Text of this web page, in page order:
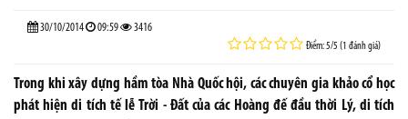
30/10/2014 09:59 3416
Điểm: 5/5 (1 đánh giá)
Trong khi xây dựng hầm tòa Nhà Quốc hội, các chuyên gia khảo cổ học
phát hiện di tích tế lễ Trời - Đất của các Hoàng đế đầu thời Lý, di tích